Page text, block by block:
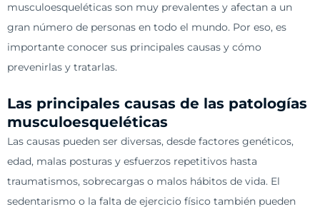
musculoesqueléticas son muy prevalentes y afectan a un
gran número de personas en todo el mundo. Por eso, es
importante conocer sus principales causas y cómo
prevenirlas y tratarlas.
Las principales causas de las patologías
musculoesqueléticas
Las causas pueden ser diversas, desde factores genéticos,
edad, malas posturas y esfuerzos repetitivos hasta
traumatismos, sobrecargas o malos hábitos de vida. El
sedentarismo o la falta de ejercicio físico también pueden